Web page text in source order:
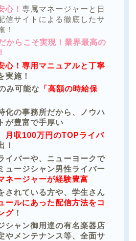
心！ 専属マネージャーと日
信サイトによる徹底したサ
！
からこそ実現！業界最高の
心！専用マニュアルと丁寧
実施！
み可能な 「高額の時給保
化の事務所だから、ノウハ
が豊富で手厚い
月収100万円のTOPライバ
！
イバーや、ニューヨークで
ュージシャン男性ライバー
ネージャーが経験豊富
されている方や、学生さん
ールにあった配信方法をコ
グ ！
シャン御用達の有名楽器店
やメンテナンス等、全面サ